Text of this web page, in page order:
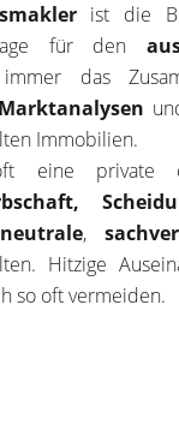
ist die
für den
das
Marktanalysen
Immobilien.
eine private
neutrale,
Hitzige
so oft vermeiden.